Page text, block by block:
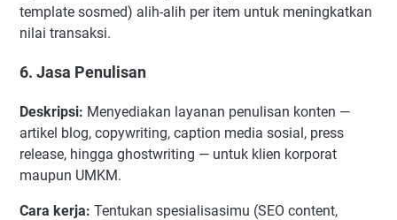
template sosmed) alih-alih per item untuk meningkatkan
nilai transaksi.
6. Jasa Penulisan
Deskripsi: Menyediakan layanan penulisan konten —
artikel blog, copywriting, caption media sosial, press
release, hingga ghostwriting — untuk klien korporat
maupun UMKM.
Cara kerja: Tentukan spesialisasimu (SEO content,